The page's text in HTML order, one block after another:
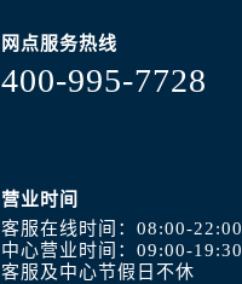
网点服务热线
400-995-7728
营业时间
客服在线时间：08:00-22:00
中心营业时间：09:00-19:30
客服及中心节假日不休